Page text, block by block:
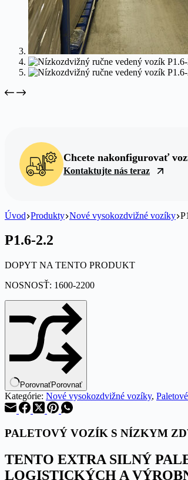
Chcete nakonfigurovať
Kontaktujte nás teraz
Úvod Produkty Nové vysokozdvižné vozíky
P1.6-2.2
DOPYT NA TENTO PRODUKT
NOSNOSŤ: 1600-2200
PorovnaťPorovnať
Kategórie: Nové vysokozdvižné vozíky,
PALETOVÝ VOZÍK S NÍZKYM
TENTO EXTRA SILNÝ
LOGISTICKÝCH A